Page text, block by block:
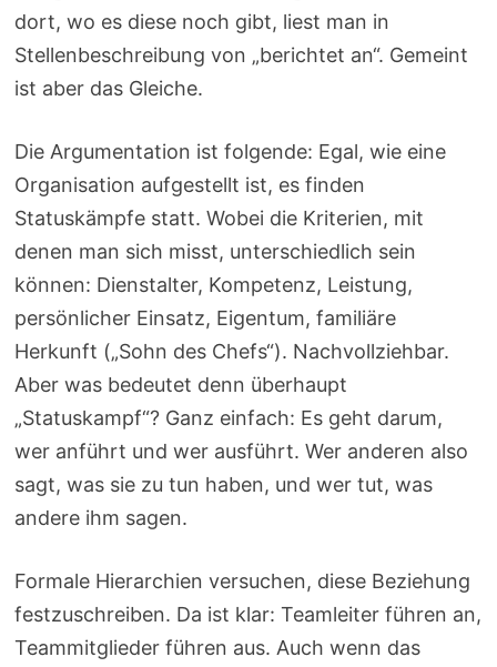
dort, wo es diese noch gibt, liest man in
Stellenbeschreibung von „berichtet an“. Gemeint
ist aber das Gleiche.
Die Argumentation ist folgende: Egal, wie eine
Organisation aufgestellt ist, es finden
Statuskämpfe statt. Wobei die Kriterien, mit
denen man sich misst, unterschiedlich sein
können: Dienstalter, Kompetenz, Leistung,
persönlicher Einsatz, Eigentum, familiäre
Herkunft („Sohn des Chefs“). Nachvollziehbar.
Aber was bedeutet denn überhaupt
„Statuskampf“? Ganz einfach: Es geht darum,
wer anführt und wer ausführt. Wer anderen also
sagt, was sie zu tun haben, und wer tut, was
andere ihm sagen.
Formale Hierarchien versuchen, diese Beziehung
festzuschreiben. Da ist klar: Teamleiter führen an,
Teammitglieder führen aus. Auch wenn das